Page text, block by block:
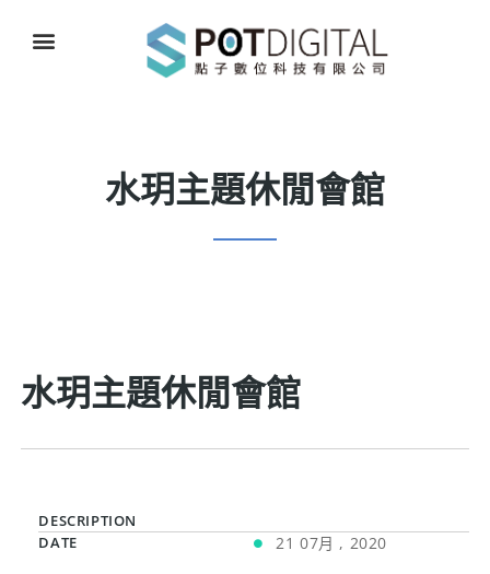
水玥主題休閒會館
水玥主題休閒會館
DESCRIPTION
DATE
21 07月 , 2020